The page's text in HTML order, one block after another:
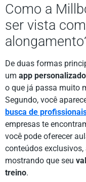
Como a
ser vista
De duas formas
um app
o que já passa muito
Segundo, você
busca de
empresas te
você pode oferecer
conteúdos
mostrando que seu
treino.